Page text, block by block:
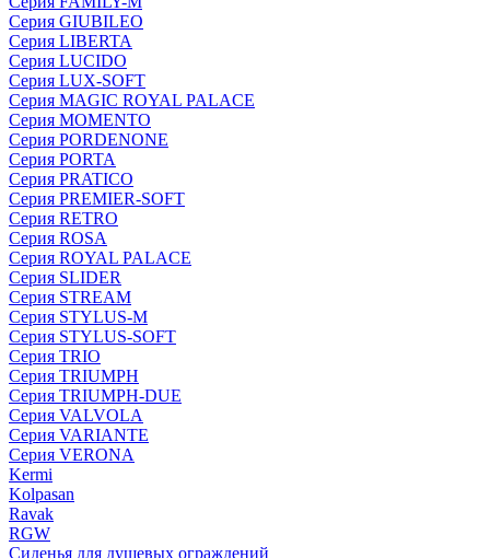
Серия GIUBILEO
Серия LIBERTA
Серия LUCIDO
Серия LUX-SOFT
Серия MAGIC ROYAL PALACE
Серия MOMENTO
Серия PORDENONE
Серия PORTA
Серия PRATICO
Серия PREMIER-SOFT
Серия RETRO
Серия ROSA
Серия ROYAL PALACE
Серия SLIDER
Серия STREAM
Серия STYLUS-M
Серия STYLUS-SOFT
Серия TRIO
Серия TRIUMPH
Серия TRIUMPH-DUE
Серия VALVOLA
Серия VARIANTE
Серия VERONA
Kermi
Kolpasan
Ravak
RGW
Сиденья для душевых ограждений